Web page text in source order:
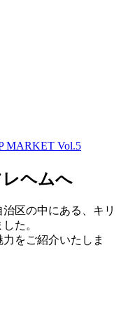
MARKET Vol.5
ヘムへ
区の中にある、キリ
た。
をご紹介いたしま